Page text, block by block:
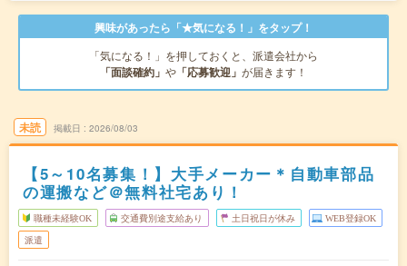
興味があったら「★気になる！」をタップ！
「気になる！」を押しておくと、派遣会社から
「面談確約」 や 「応募歓迎」 が届きます！
未読 掲載日 2026/08/03
【5～10名募集！】大手メーカー＊自動車部品
の運搬など＠無料社宅あり！
職種未経験OK 交通費別途支給あり 土日祝日が休み WEB登録OK
派遣